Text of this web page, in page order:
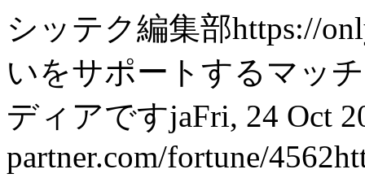
シッテク編集部https://
いをサポートするマッ
ディアですjaFri, 24 Oct
partner.com/fortune/4562